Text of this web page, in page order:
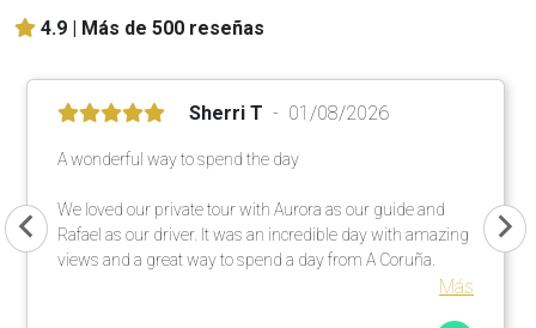
4.9 | Más de 500 reseñas
Sherri T 01/08/2026
A wonderful way to spend the day
We loved our private tour with Aurora as our guide and
Rafael as our driver. It was an incredible day with amazing
views and a great way to spend a day from A Coruña.
Más